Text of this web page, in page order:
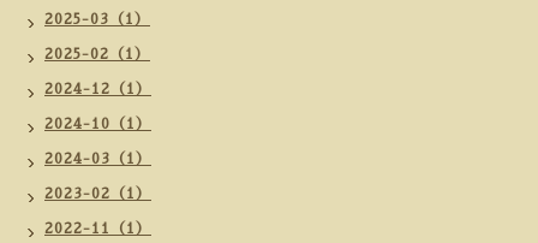
2025-03（1）
2025-02（1）
2024-12（1）
2024-10（1）
2024-03（1）
2023-02（1）
2022-11（1）